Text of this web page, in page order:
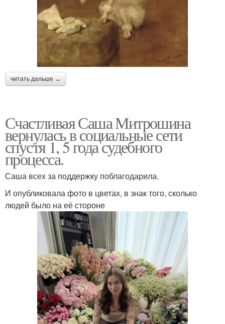
читать дальше →
Счастливая Саша Митрошина
вернулась в социальные сети
спустя 1, 5 года судебного
процесса.
Саша всех за поддержку поблагодарила.
И опубликовала фото в цветах, в знак того, сколько
людей было на её стороне